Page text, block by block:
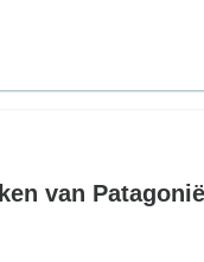
van Patagonië